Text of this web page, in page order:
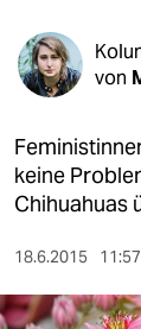
öko
kultur
sport
nord
von
keine
Chihuahuas
18.6.2015